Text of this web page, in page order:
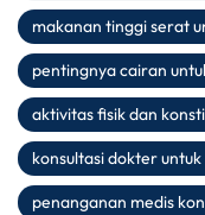
makanan tinggi serat
pentingnya cairan
aktivitas fisik dan
konsultasi dokter
penanganan medis